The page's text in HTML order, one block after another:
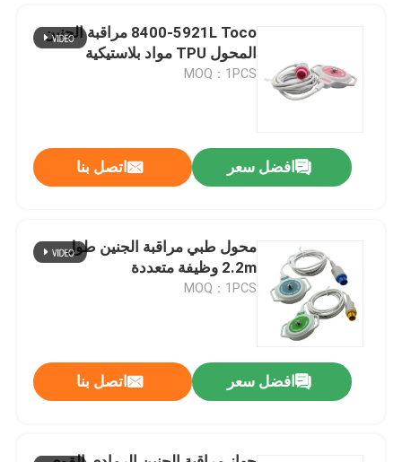
ضبط الجودة
طلب اقتباس
كابل الاستشعار SpO2
مستشعر SPO2 القابل للتصرف
8400-5921L Toco مراقبة الجنين
المحول TPU مواد بلاستيكية
MOQ：1PCS
افضل سعر اتصل بنا
محول طبي مراقبة الجنين طول
2.2m وظيفة متعددة
MOQ：1PCS
افضل سعر اتصل بنا